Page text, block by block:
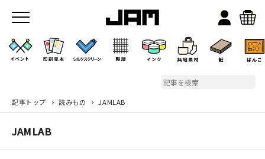
JAMのこと
記事トップ 読みもの JAMLAB
JAMLAB